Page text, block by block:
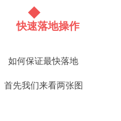
快速落地操作
如何保证最快落地
首先我们来看两张图